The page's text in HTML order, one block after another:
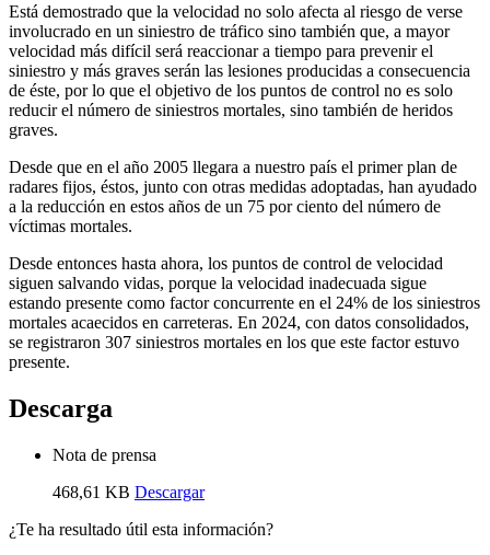
Está demostrado que la velocidad no solo afecta al riesgo de verse
involucrado en un siniestro de tráfico sino también que, a mayor
velocidad más difícil será reaccionar a tiempo para prevenir el
siniestro y más graves serán las lesiones producidas a consecuencia
de éste, por lo que el objetivo de los puntos de control no es solo
reducir el número de siniestros mortales, sino también de heridos
graves.
Desde que en el año 2005 llegara a nuestro país el primer plan de
radares fijos, éstos, junto con otras medidas adoptadas, han ayudado
a la reducción en estos años de un 75 por ciento del número de
víctimas mortales.
Desde entonces hasta ahora, los puntos de control de velocidad
siguen salvando vidas, porque la velocidad inadecuada sigue
estando presente como factor concurrente en el 24% de los siniestros
mortales acaecidos en carreteras. En 2024, con datos consolidados,
se registraron 307 siniestros mortales en los que este factor estuvo
presente.
Descarga
Nota de prensa
468,61 KB Descargar
¿Te ha resultado útil esta información?